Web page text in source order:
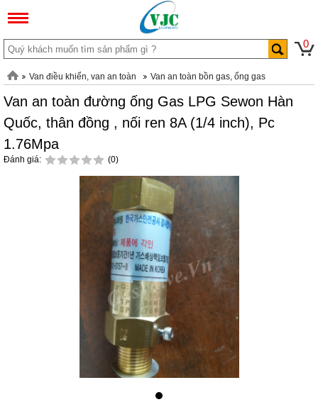
0
Van điều khiển, van an toàn Van an toàn bồn gas, ống gas
Van an toàn đường ống Gas LPG Sewon Hàn
Quốc, thân đồng , nối ren 8A (1/4 inch), Pc
1.76Mpa
Đánh giá: (0)